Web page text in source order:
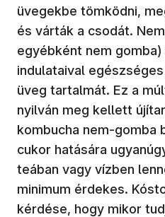
üvegekbe tömködni,
és várták a csodát.
egyébként nem
indulataival
üveg tartalmát. Ez a
nyilván meg kellett
kombucha nem-gomba
cukor hatására
teában vagy vízben
minimum érdekes.
kérdése, hogy mikor